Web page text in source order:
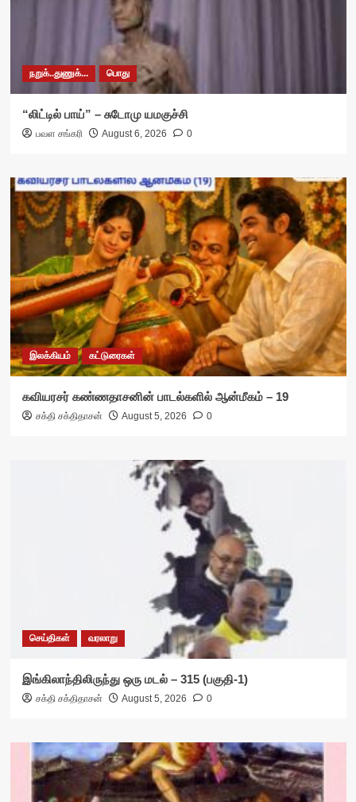
நறுக்..துணுக்... பொது
“லிட்டில் பாய்” – சுடோமு யமகுச்சி
பவள சங்கரி August 6, 2026 0
இலக்கியம் கட்டுரைகள்
கவியரசர் கண்ணதாசனின் பாடல்களில் ஆன்மீகம் – 19
சக்தி சக்திதாசன் August 5, 2026 0
செய்திகள் வரலாறு
இங்கிலாந்திலிருந்து ஒரு மடல் – 315 (பகுதி-1)
சக்தி சக்திதாசன் August 5, 2026 0